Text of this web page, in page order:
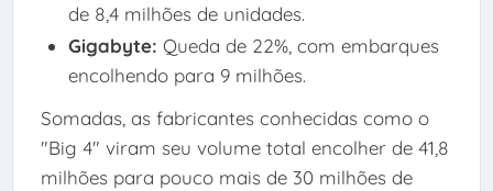
de 8,4 milhões de unidades.
Gigabyte: Queda de 22%, com embarques
encolhendo para 9 milhões.
Somadas, as fabricantes conhecidas como o
"Big 4" viram seu volume total encolher de 41,8
milhões para pouco mais de 30 milhões de